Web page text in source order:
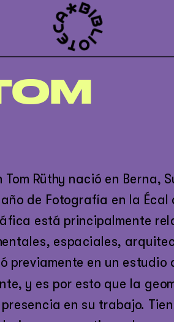
Tom Rüthy nació en Berna,
de Fotografía en la Écal
está principalmente
espaciales,
previamente en un
y es por esto que la
en su trabajo.